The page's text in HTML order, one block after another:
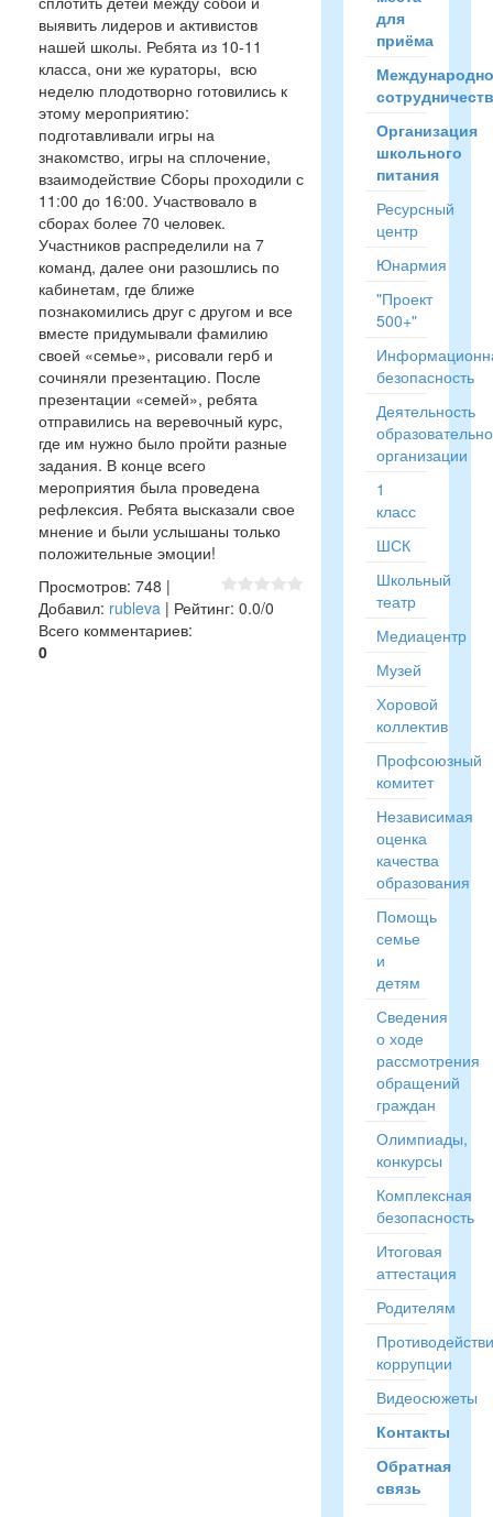
выявить лидеров и активистов
нашей школы. Ребята из 10-11
класса, они же кураторы, всю
неделю плодотворно готовились к
этому мероприятию:
подготавливали игры на
знакомство, игры на сплочение,
взаимодействие Сборы проходили с
11:00 до 16:00. Участвовало в
сборах более 70 человек.
Участников распределили на 7
команд, далее они разошлись по
кабинетам, где ближе
познакомились друг с другом и все
вместе придумывали фамилию
своей «семье», рисовали герб и
сочиняли презентацию. После
презентации «семей», ребята
отправились на веревочный курс,
где им нужно было пройти разные
задания. В конце всего
мероприятия была проведена
рефлексия. Ребята высказали свое
мнение и были услышаны только
положительные эмоции!
Просмотров: 748 |
Добавил: rubleva | Рейтинг: 0.0/0
Всего комментариев:
0
для
приёма
Организация
школьного
питания
Ресурсный
центр
Юнармия
"Проект
500+"
безопасность
Деятельность
организации
1
класс
ШСК
Школьный
театр
Медиацентр
Музей
Хоровой
коллектив
Профсоюзный
комитет
Независимая
оценка
качества
образования
Помощь
семье
и
детям
Сведения
о ходе
рассмотрения
обращений
граждан
Олимпиады,
конкурсы
Комплексная
безопасность
Итоговая
аттестация
Родителям
коррупции
Видеосюжеты
Контакты
Обратная
связь